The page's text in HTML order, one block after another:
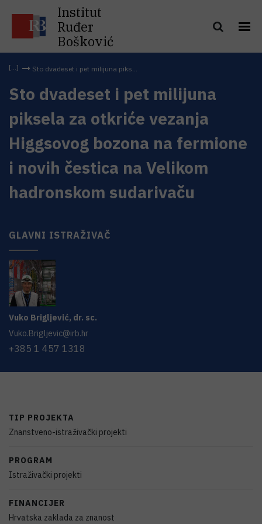
Institut
Ruđer
Bošković
Sto dvadeset i pet milijuna piks...
Sto dvadeset i pet milijuna
piksela za otkriće vezanja
Higgsovog bozona na fermione
i novih čestica na Velikom
hadronskom sudarivaču
GLAVNI ISTRAŽIVAČ
Vuko Brigljević, dr. sc.
Vuko.Brigljevic@irb.hr
+385 1 457 1318
TIP PROJEKTA
Znanstveno-istraživački projekti
PROGRAM
Istraživački projekti
FINANCIJER
Hrvatska zaklada za znanost